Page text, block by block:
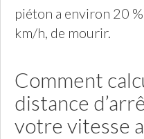
piéton a environ 20
km/h, de mourir.
Comment
distance
votre vitesse